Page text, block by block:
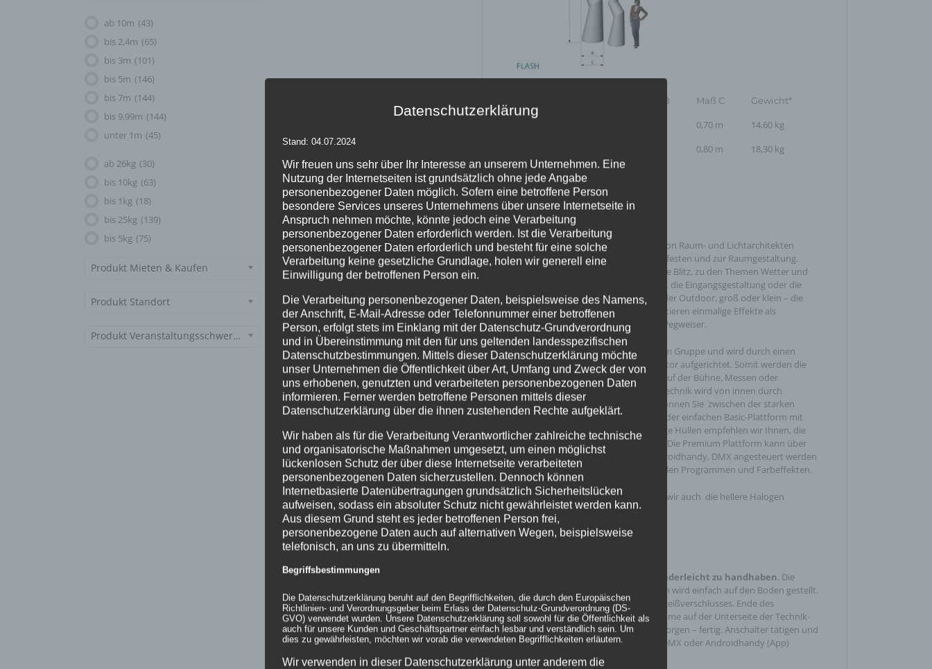
Maß B Maß C Gewicht*
0,70 m
14,60 kg
0,80 m 18,30 kg
*inklusive Plattform
Einsatz
Die Form easy FLASHwerden gerne von Raum- und Lichtarchitekten
eingesetzt, z.B. sehr beliebt bei Lichterfesten und zur Raumgestaltung.
, der aufblasbare Blitz, zu den Themen Wetter und
Eislandschaft. Einsatzbereiche sind z.B. die Eingangsgestaltung oder die
Nutzung als Bühnendekoration. In- oder Outdoor, groß oder klein – die
aufblasbaren Leuchtskulpturen garantieren einmalige Effekte als
Eyecatcher, Dekorationsobjekt oder Wegweiser.
easy FLASHgehört zur easy-air-system Gruppe und wird durch einen
leistungsstarken Power-Flüsterventilator aufgerichtet. Somit werden die
aufblasbaren Skulpturen auch gerne auf der Bühne, Messen oder
Kongressen eingesetzt. Die LED-Lichttechnik wird von innen durch
Technikplattformen betrieben. Hier können Sie zwischen der starken
Premium-Plattform mit RGBW LED’s oder einfachen Basic-Plattform mit
weißen WLED wählen. Durch die farbige Hüllen empfehlen wir Ihnen, die
günstigere Basic-Plattform zu wählen. Die Premium Plattform kann über
eine Fernbedienung App über an Androidhandy, DMX angesteuert werden
und erlaubt eine Vielzahl an individuellen Programmen und Farbeffekten.
Alternativ zureasy FLASHempfehlen wir auch die hellere Halogen
VarianteAIRFLASH.
inflatables kinderleicht zu handhaben. Die
Premium- oder Basic-Technikplattform wird einfach auf den Boden gestellt.
Die Hülle befestigen Sie mittels eines Reißverschlusses. Ende des
Netzsteckers in die zugehörige Aufnahme auf der Unterseite der Technik-
Plattform stecken und mit Strom versorgen – fertig. Anschalter tätigen und
ggf. Farben über die Fernbedienung, DMX oder Androidhandy (App)
einstellen.
ab 10m (43)
bis 2,4m (65)
bis 3m (101)
bis 5m (146)
bis 7m (144)
bis 9,99m (144)
unter 1m (45)
ab 26kg (30)
bis 10kg (63)
bis 1kg (18)
bis 25kg (139)
bis 5kg (75)
Produkt Mieten & Kaufen
Produkt Standort
Produkt Veranstaltungsschwerpunkt
Datenschutzerklärung
Stand: 04.07.2024
Wir freuen uns sehr über Ihr Interesse an unserem Unternehmen. Eine
Nutzung der Internetseiten ist grundsätzlich ohne jede Angabe
personenbezogener Daten möglich. Sofern eine betroffene Person
besondere Services unseres Unternehmens über unsere Internetseite in
Anspruch nehmen möchte, könnte jedoch eine Verarbeitung
personenbezogener Daten erforderlich werden. Ist die Verarbeitung
personenbezogener Daten erforderlich und besteht für eine solche
Verarbeitung keine gesetzliche Grundlage, holen wir generell eine
Einwilligung der betroffenen Person ein.
Die Verarbeitung personenbezogener Daten, beispielsweise des Namens,
der Anschrift, E-Mail-Adresse oder Telefonnummer einer betroffenen
Person, erfolgt stets im Einklang mit der Datenschutz-Grundverordnung
und in Übereinstimmung mit den für uns geltenden landesspezifischen
Datenschutzbestimmungen. Mittels dieser Datenschutzerklärung möchte
unser Unternehmen die Öffentlichkeit über Art, Umfang und Zweck der von
uns erhobenen, genutzten und verarbeiteten personenbezogenen Daten
informieren. Ferner werden betroffene Personen mittels dieser
Datenschutzerklärung über die ihnen zustehenden Rechte aufgeklärt.
Wir haben als für die Verarbeitung Verantwortlicher zahlreiche technische
und organisatorische Maßnahmen umgesetzt, um einen möglichst
lückenlosen Schutz der über diese Internetseite verarbeiteten
personenbezogenen Daten sicherzustellen. Dennoch können
Internetbasierte Datenübertragungen grundsätzlich Sicherheitslücken
aufweisen, sodass ein absoluter Schutz nicht gewährleistet werden kann.
Aus diesem Grund steht es jeder betroffenen Person frei,
personenbezogene Daten auch auf alternativen Wegen, beispielsweise
telefonisch, an uns zu übermitteln.
Begriffsbestimmungen
Die Datenschutzerklärung beruht auf den Begrifflichkeiten, die durch den Europäischen
Richtlinien- und Verordnungsgeber beim Erlass der Datenschutz-Grundverordnung (DS-
GVO) verwendet wurden. Unsere Datenschutzerklärung soll sowohl für die Öffentlichkeit als
auch für unsere Kunden und Geschäftspartner einfach lesbar und verständlich sein. Um
dies zu gewährleisten, möchten wir vorab die verwendeten Begrifflichkeiten erläutern.
Wir verwenden in dieser Datenschutzerklärung unter anderem die